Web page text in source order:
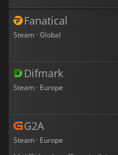
Fanatical
Steam · Global
Difmark
Steam · Europe
G2A
Steam · Europe